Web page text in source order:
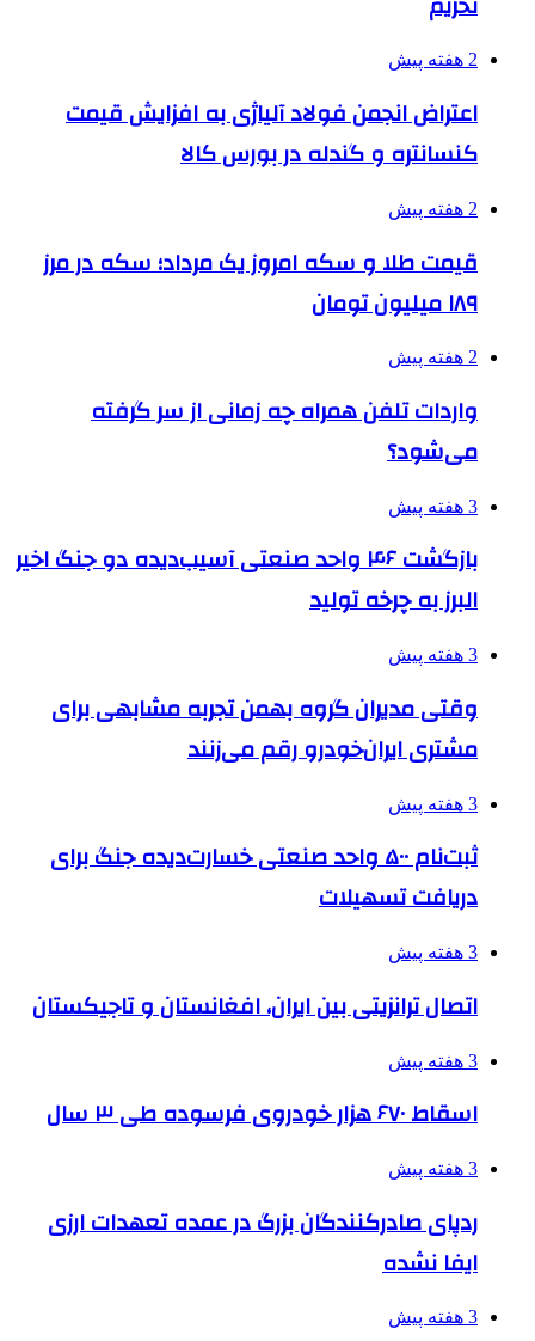
2 هفته پیش
اعتراض انجمن فولاد آلیاژی به افزایش قیمت
کنسانتره و گندله در بورس کالا
2 هفته پیش
قیمت طلا و سکه امروز یک مرداد؛ سکه در مرز
۱۸۹ میلیون تومان
2 هفته پیش
واردات تلفن همراه چه زمانی از سر گرفته
می‌شود؟
3 هفته پیش
بازگشت ۴۶ واحد صنعتی آسیب‌دیده دو جنگ اخیر
البرز به چرخه تولید
3 هفته پیش
وقتی مدیران گروه بهمن تجربه مشابهی برای
مشتری ایران‌خودرو رقم می‌زنند
3 هفته پیش
ثبت‌نام ۵۰۰ واحد صنعتی خسارت‌دیده جنگ برای
دریافت تسهیلات
3 هفته پیش
اتصال ترانزیتی بین ایران، افغانستان و تاجیکستان
3 هفته پیش
اسقاط ۶۷۰ هزار خودروی فرسوده طی ۳ سال
3 هفته پیش
ردپای صادرکنندگان بزرگ در عمده تعهدات ارزی
ایفا نشده
3 هفته پیش